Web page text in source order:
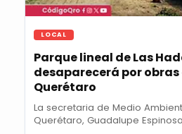
LOCAL
Parque lineal de Las
desaparecerá por
Querétaro
La secretaria de Medio
Querétaro, Guadalupe